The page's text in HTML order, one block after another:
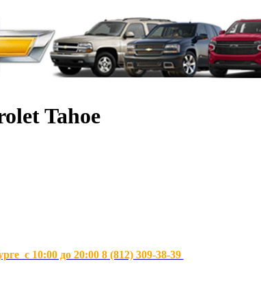
Tahoe
10:00 до 20:00 8 (812) 309-38-39